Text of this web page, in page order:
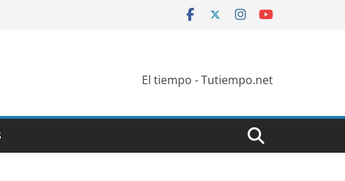
El tiempo - Tutiempo.net